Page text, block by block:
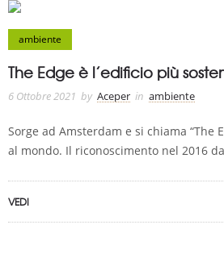
ambiente
The Edge è l’edificio più
6 Ottobre 2021 by Aceper in ambiente
Sorge ad Amsterdam e si chiama “The
al mondo. Il riconoscimento nel 2016
VEDI